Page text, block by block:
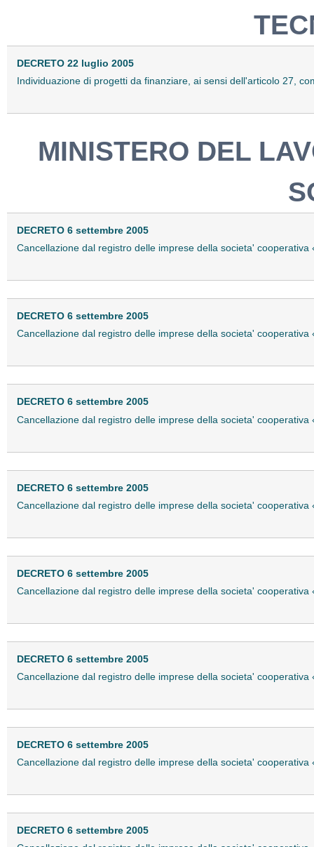
DECRETO 22 luglio 2005
Individuazione di progetti da finanziare, ai sensi dell'articolo 27,
MINISTERO DEL
DECRETO 6 settembre 2005
Cancellazione dal registro delle imprese della societa' cooperativa
DECRETO 6 settembre 2005
Cancellazione dal registro delle imprese della societa'
DECRETO 6 settembre 2005
Cancellazione dal registro delle imprese della societa' cooperativa
DECRETO 6 settembre 2005
Cancellazione dal registro delle imprese della societa'
DECRETO 6 settembre 2005
Cancellazione dal registro delle imprese della societa' cooperativa
DECRETO 6 settembre 2005
Cancellazione dal registro delle imprese della societa'
DECRETO 6 settembre 2005
Cancellazione dal registro delle imprese della societa'
DECRETO 6 settembre 2005